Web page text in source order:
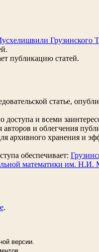
Грузинского
публикацию статей.
статье,
доступа и всеми
и облегчения
архивного хранения и
обеспечивает:
математики им. Н.И.
.
версии.